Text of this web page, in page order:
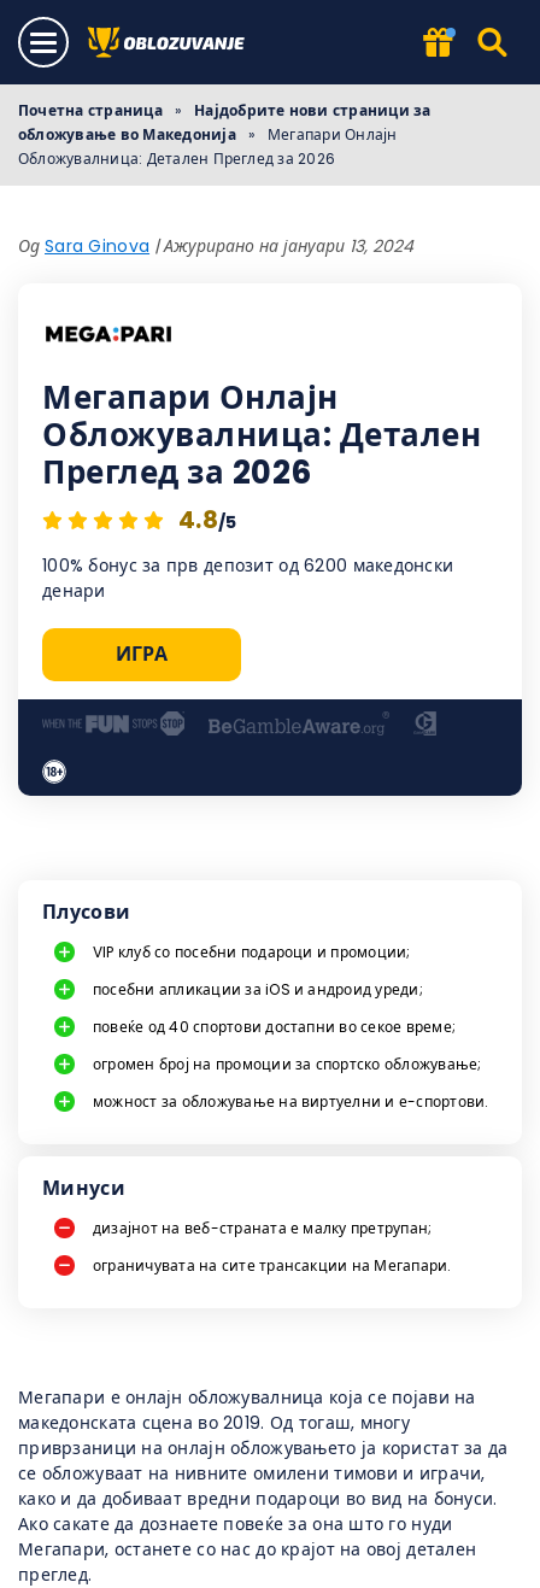
Почетна страница »
Најдобрите нови страници за
обложување во Македонија
»
Мегапари Онлајн
Обложувалница: Детален Преглед за 2026
Од Sara Ginova |Ажурирано на јануари 13, 2024
Мегапари Онлајн
Обложувалница: Детален
Преглед за 2026
4.8/5
100% бонус за прв депозит од 6200 македонски
денари
ИГРА
Плусови
VIP клуб со посебни подароци и промоции;
посебни апликации за iOS и андроид уреди;
повеќе од 40 спортови достапни во секое време;
огромен број на промоции за спортско обложување;
можност за обложување на виртуелни и е-спортови.
Минуси
дизајнот на веб-страната е малку претрупан;
ограничувата на сите трансакции на Мегапари.
Мегапари е онлајн обложувалница која се појави на
македонската сцена во 2019. Од тогаш, многу
приврзаници на онлајн обложувањето ја користат за да
се обложуваат на нивните омилени тимови и играчи,
како и да добиваат вредни подароци во вид на бонуси.
Ако сакате да дознаете повеќе за она што го нуди
Мегапари, останете со нас до крајот на овој детален
преглед.